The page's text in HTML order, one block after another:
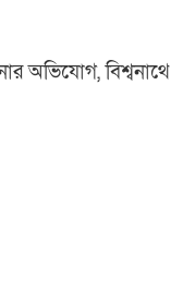
অভিযোগ, বিশ্বনাথে